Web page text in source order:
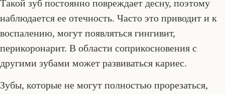
Такой зуб постоянно повреждает десну, поэтому
наблюдается ее отечность. Часто это приводит и к
воспалению, могут появляться гингивит,
перикоронарит. В области соприкосновения с
другими зубами может развиваться кариес.
Зубы, которые не могут полностью прорезаться,